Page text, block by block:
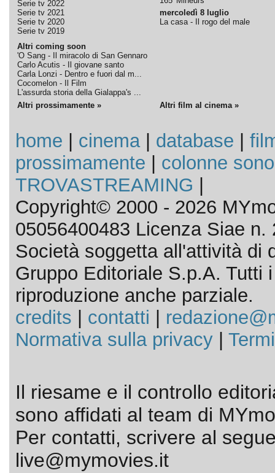
Serie tv 2022
Serie tv 2021
Serie tv 2020
Serie tv 2019
Altri coming soon
'O Sang - Il miracolo di San Gennaro
Carlo Acutis - Il giovane santo
Carla Lonzi - Dentro e fuori dal m...
Cocomelon - Il Film
L'assurda storia della Gialappa's ...
mercoledì 8 luglio
La casa - Il rogo del male
Altri prossimamente » Altri film al cinema »
home cinema| database
prossimamente
colonne
TROVASTREAMING
Copyright© 2000 - 2026
05056400483 Licenza Siae n.
Società soggetta all'attività di
Gruppo Editoriale S.p.A. Tutti
riproduzione anche parziale.
credits
contatti
Normativa sulla privacy|
Il riesame e il controllo
sono affidati al team di
Per contatti, scrivere al
live@mymovies.it